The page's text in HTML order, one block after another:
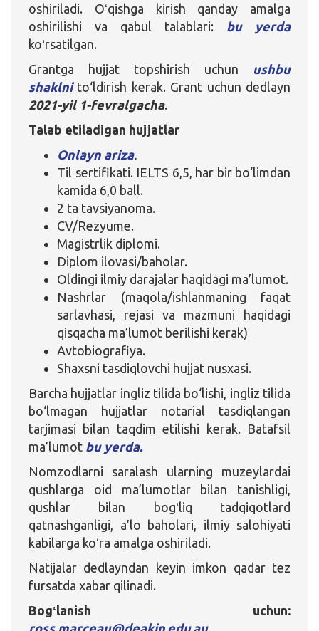
oshiriladi. Oʻqishga kirish qanday amalga
oshirilishi va qabul talablari: bu yerda
koʻrsatilgan.
Grantga hujjat topshirish uchun ushbu
shaklni to‘ldirish kerak. Grant uchun dedlayn
2021-yil 1-fevralgacha.
Talab etiladigan hujjatlar
Onlayn ariza.
Til sertifikati. IELTS 6,5, har bir bo‘limdan
kamida 6,0 ball.
2 ta tavsiyanoma.
CV/Rezyume.
Magistrlik diplomi.
Diplom ilovasi/baholar.
Oldingi ilmiy darajalar haqidagi ma’lumot.
Nashrlar (maqola/ishlanmaning faqat
sarlavhasi, rejasi va mazmuni haqidagi
qisqacha ma’lumot berilishi kerak)
Avtobiografiya.
Shaxsni tasdiqlovchi hujjat nusxasi.
Barcha hujjatlar ingliz tilida bo‘lishi, ingliz tilida
bo‘lmagan hujjatlar notarial tasdiqlangan
tarjimasi bilan taqdim etilishi kerak. Batafsil
ma’lumot bu yerda.
Nomzodlarni saralash ularning muzeylardai
qushlarga oid ma’lumotlar bilan tanishligi,
qushlar bilan bogʻliq tadqiqotlard
qatnashganligi, a’lo baholari, ilmiy salohiyati
kabilarga koʻra amalga oshiriladi.
Natijalar dedlayndan keyin imkon qadar tez
fursatda xabar qilinadi.
Bogʻlanish uchun:
ross.marceau@deakin.edu.au.